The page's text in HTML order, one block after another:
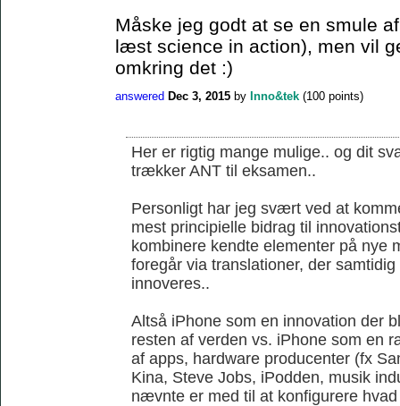
Måske jeg godt at se en smule
læst science in action), men vil
omkring det :)
answered Dec 3, 2015 by Inno&tek (100 points)
Her er rigtig mange mulige.. og dit
trækker ANT til eksamen..
Personligt har jeg svært ved at
mest principielle bidrag til
kombinere kendte elementer på nye
foregår via translationer, der
innoveres..
Altså iPhone som en innovation der
resten af verden vs. iPhone som en
af apps, hardware producenter (fx
Kina, Steve Jobs, iPodden, musik
nævnte er med til at konfigurere